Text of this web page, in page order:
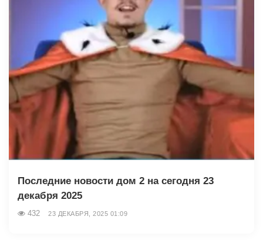
Последние новости дом 2 на сегодня 23
декабря 2025
432 23 ДЕКАБРЯ, 2025 01:09